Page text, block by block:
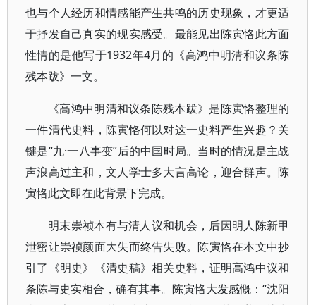
也与个人经历和情感能产生共鸣的历史现象，才更适
于抒发自己真实的现实感受。最能见出陈寅恪此方面
性情的是他写于1932年4月的《高鸿中明清和议条陈
残本跋》一文。
《高鸿中明清和议条陈残本跋》是陈寅恪整理的
一件清代史料，陈寅恪何以对这一史料产生兴趣？关
键是“九·一八事变”后的中国时局。当时的情况是主战
声浪高过主和，文人学士多大言高论，迎合群声。陈
寅恪此文即在此背景下完成。
明末崇祯本有与清人议和机会，后因明人陈新甲
泄密让崇祯颜面大失而终告失败。陈寅恪在本文中抄
引了《明史》《清史稿》相关史料，证明高鸿中议和
条陈与史实相合，确有其事。陈寅恪大发感慨：“沈阳